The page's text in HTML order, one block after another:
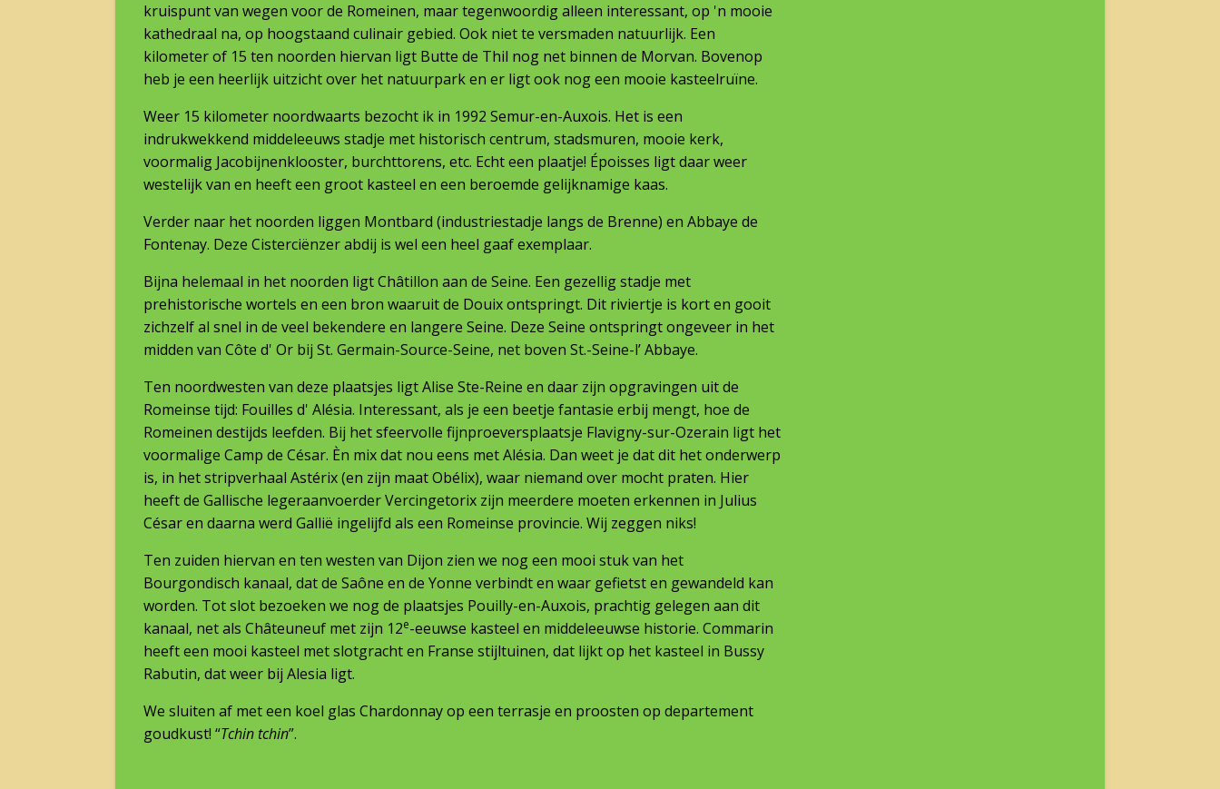
kruispunt van wegen voor de Romeinen, maar tegenwoordig alleen interessant, op 'n mooie
kathedraal na, op hoogstaand culinair gebied. Ook niet te versmaden natuurlijk. Een
kilometer of 15 ten noorden hiervan ligt Butte de Thil nog net binnen de Morvan. Bovenop
heb je een heerlijk uitzicht over het natuurpark en er ligt ook nog een mooie kasteelruïne.
Weer 15 kilometer noordwaarts bezocht ik in 1992 Semur-en-Auxois. Het is een
indrukwekkend middeleeuws stadje met historisch centrum, stadsmuren, mooie kerk,
voormalig Jacobijnenklooster, burchttorens, etc. Echt een plaatje! Époisses ligt daar weer
westelijk van en heeft een groot kasteel en een beroemde gelijknamige kaas.
Verder naar het noorden liggen Montbard (industriestadje langs de Brenne) en Abbaye de
Fontenay. Deze Cisterciënzer abdij is wel een heel gaaf exemplaar.
Bijna helemaal in het noorden ligt Châtillon aan de Seine. Een gezellig stadje met
prehistorische wortels en een bron waaruit de Douix ontspringt. Dit riviertje is kort en gooit
zichzelf al snel in de veel bekendere en langere Seine. Deze Seine ontspringt ongeveer in het
midden van Côte d' Or bij St. Germain-Source-Seine, net boven St.-Seine-l’ Abbaye.
Ten noordwesten van deze plaatsjes ligt Alise Ste-Reine en daar zijn opgravingen uit de
Romeinse tijd: Fouilles d' Alésia. Interessant, als je een beetje fantasie erbij mengt, hoe de
Romeinen destijds leefden. Bij het sfeervolle fijnproeversplaatsje Flavigny-sur-Ozerain ligt het
voormalige Camp de César. Èn mix dat nou eens met Alésia. Dan weet je dat dit het onderwerp
is, in het stripverhaal Astérix (en zijn maat Obélix), waar niemand over mocht praten. Hier
heeft de Gallische legeraanvoerder Vercingetorix zijn meerdere moeten erkennen in Julius
César en daarna werd Gallië ingelijfd als een Romeinse provincie. Wij zeggen niks!
Ten zuiden hiervan en ten westen van Dijon zien we nog een mooi stuk van het
Bourgondisch kanaal, dat de Saône en de Yonne verbindt en waar gefietst en gewandeld kan
worden. Tot slot bezoeken we nog de plaatsjes Pouilly-en-Auxois, prachtig gelegen aan dit
kanaal, net als Châteuneuf met zijn 12e-eeuwse kasteel en middeleeuwse historie. Commarin
heeft een mooi kasteel met slotgracht en Franse stijltuinen, dat lijkt op het kasteel in Bussy
Rabutin, dat weer bij Alesia ligt.
We sluiten af met een koel glas Chardonnay op een terrasje en proosten op departement
goudkust! “Tchin tchin”.